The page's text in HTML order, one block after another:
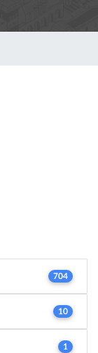
704
10
1